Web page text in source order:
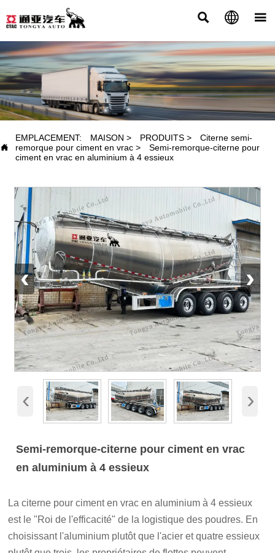
  
PRODUITS

EMPLACEMENT: MAISON > PRODUITS >
Citerne semi-
remorque pour ciment en vrac >
Semi-remorque-citerne pour
ciment en vrac en aluminium à 4 essieux
‹ ›
‹ ›
Semi-remorque-citerne pour ciment en vrac
en aluminium à 4 essieux
La citerne pour ciment en vrac en aluminium à 4 essieux
est le "Roi de l'efficacité" de la logistique des poudres. En
choisissant l'aluminium plutôt que l'acier et quatre essieux